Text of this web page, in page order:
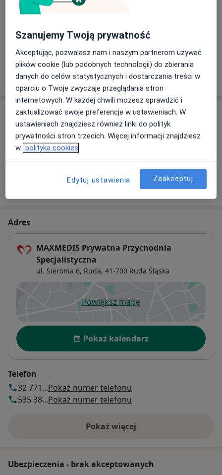
szczególiwą pasją jest kolposkopia oraz zabiegi na
medyczną uczestnicząc w licznych szkoleniach,
pacjentce poczucia bezpieczeństwa, komfortu i
intymności oraz indywidualne podejście do każdej
kobiety.
Położnictwo i ginekologia
Rodzaje konsultacji
Stacjonarne Zobacz lokalizacje (1)
Pokaż więcejo doświadczeniu
Usługi i ceny
Konsultacja ginekologiczna
Od 200 zł Szczegóły Umów wizytę
W jaki sposób ustalane są ceny?
Adres
MAXMEDIS Prywatna Przychodnia
Specjalistyczna
ul. Sieronia 6, Ruda, 41-700 Ruda Śląska
Powiększ mapęotwiera się w nowej karcie
Dostępność
Pokaż kalendarz
Telefon
32 771...Pokaż numer telefonu
535 38...Pokaż numer telefonu
Pokaż więcej
o adresie
Ubezpieczenia - brak akceptowanych
Szanujemy Twoją prywatność
Akceptując, pozwalasz nam i naszym partnerom używać
plików cookie (lub podobnych technologii) do zbierania
danych do celów statystycznych i dostarczania treści w
oparciu o Twoje zwyczaje przeglądania stron
internetowych. W każdej chwili możesz sprawdzić i
zaktualizować swoje preferencje w ustawieniach. W
ustawieniach znajdziesz również linki do polityk
prywatności stron trzecich. Więcej informacji znajdziesz
w polityka cookies
Edytuj ustawienia Zaakceptuj